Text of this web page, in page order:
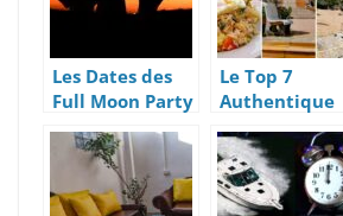
Les Dates des
Full Moon Party
2024 sur l’île de
Koh Phangan
en Thaïlande
du Sud
Le Top 7
Authentique
Des Activités
2021 À Koh
Samui